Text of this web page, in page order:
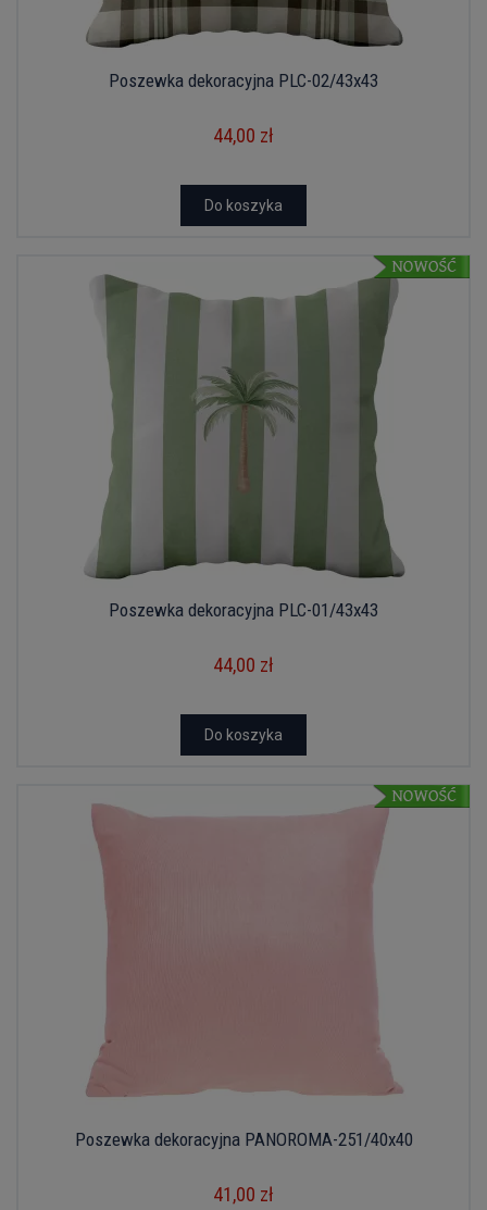
Poszewka dekoracyjna PLC-02/43x43
44,00 zł
Do koszyka
Poszewka dekoracyjna PLC-01/43x43
44,00 zł
Do koszyka
Poszewka dekoracyjna PANOROMA-251/40x40
41,00 zł